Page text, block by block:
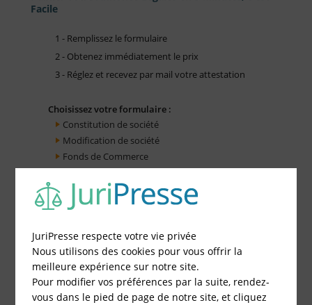
Facile
1 - Remplissez le formulaire
2 - Obtenez immédiatement le prix
3 - Réglez et recevez par mail votre attestation
Choisissez votre formulaire :
Constitution de société
Modification de société
Fonds de Commerce
JuriPresse respecte votre vie privée
Nous utilisons des cookies pour vous offrir la
meilleure expérience sur notre site.
Pour modifier vos préférences par la suite, rendez-
vous dans le pied de page de notre site, et cliquez